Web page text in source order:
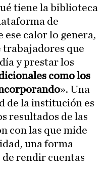
tiene la biblioteca
de
ese calor lo genera,
trabajadores que
y prestar los
como los
». Una
de la institución es
resultados de las
con las que mide
una forma
rendir cuentas